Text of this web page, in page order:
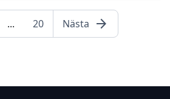
... 20 Nästa arrow_forward